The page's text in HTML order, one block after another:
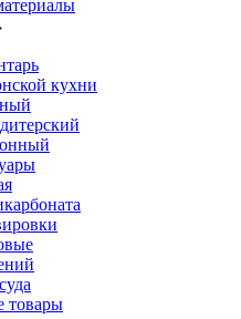
кухни
товары